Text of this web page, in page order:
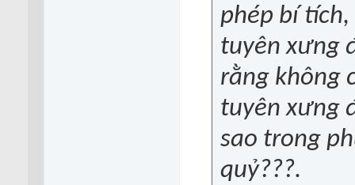
phép bí
tuyên xưng
rằng không
tuyên xưng
sao trong
quỷ???.